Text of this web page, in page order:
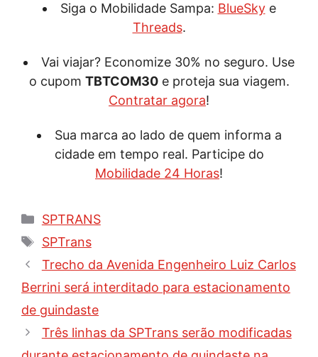
Siga o Mobilidade Sampa: BlueSkye
Threads.
Vai viajar? Economize 30% no seguro. Use
o cupom TBTCOM30e proteja sua viagem.
Contratar agora!
Sua marca ao lado de quem informa a
cidade em tempo real. Participe do
Mobilidade 24 Horas!
Categorias
SPTRANS
Tags
SPTrans
Trecho da Avenida Engenheiro Luiz Carlos
Berrini será interditado para estacionamento
de guindaste
Três linhas da SPTrans serão modificadas